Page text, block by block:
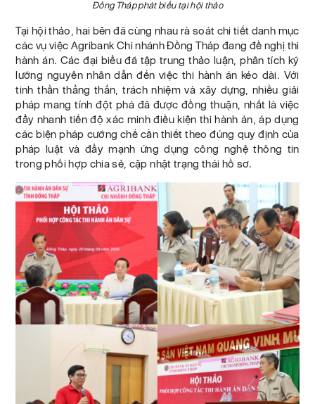
Đồng Tháp phát biểu tại hội thảo
Tại hội thảo, hai bên đã cùng nhau rà soát chi tiết danh mục
các vụ việc Agribank Chi nhánh Đồng Tháp đang đề nghị thi
hành án. Các đại biểu đã tập trung thảo luận, phân tích kỹ
lưỡng nguyên nhân dẫn đến việc thi hành án kéo dài. Với
tinh thần thẳng thắn, trách nhiệm và xây dựng, nhiều giải
pháp mang tính đột phá đã được đồng thuận, nhất là việc
đẩy nhanh tiến độ xác minh điều kiện thi hành án, áp dụng
các biện pháp cưỡng chế cần thiết theo đúng quy định của
pháp luật và đẩy mạnh ứng dụng công nghệ thông tin
trong phối hợp chia sẻ, cập nhật trạng thái hồ sơ.